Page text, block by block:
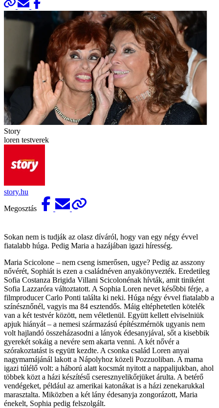
Story
loren testverek
story.hu
Megosztás
Sokan nem is tudják az olasz díváról, hogy van egy négy évvel
fiatalabb húga. Pedig Maria a hazájában igazi híresség.
Maria Scicolone – nem cseng ismerősen, ugye? Pedig az asszony
nővérét, Sophiát is ezen a családnéven anyakönyvezték. Eredetileg
Sofia ­Costanza Brigida­ Villani Scicolonénak hívták, amit tiniként
Sofia ­Lazzaróra változtatott. A Sophia ­Loren nevet későbbi férje, a
filmproducer Carlo Ponti találta ki neki. Húga négy évvel fiatalabb a
színésznőnél, vagyis ma 84 esztendős. Máig eltéphetetlen kötelék
van a két testvér között, nem véletlenül. Együtt kellett elviselniük
apjuk hiányát – a nemesi származású építészmérnök ugyanis nem
volt hajlandó összeházasodni a lányok édesanyjával, sőt a kisebbik
gyerekét sokáig a nevére sem akarta venni. A két nővér a
szórakoztatást is együtt kezdte. A csonka család Loren anyai
nagymamájánál lakott a Nápolyhoz közeli Pozzuoliban. A mama
igazi túlélő volt: a háború alatt kocsmát nyitott a nappalijukban, ahol
többek közt a házi készítésű cseresznyelikőrjüket árulta. A betérő
vendégeket, például az amerikai katonákat is a házi zenekarukkal
marasztalta. Miközben a két lány édesanyja zongorázott, Maria
énekelt, Sophia pedig felszolgált.